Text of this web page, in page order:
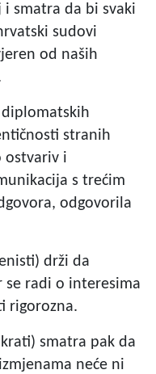
smatra da bi svaki
sudovi
od naših
stranih
ostvariv i
s trećim
odgovorila
drži da
se radi o interesima
rigorozna.
smatra pak da
neće ni